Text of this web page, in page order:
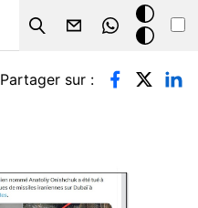
Search
Mode
sombre
Partager sur :